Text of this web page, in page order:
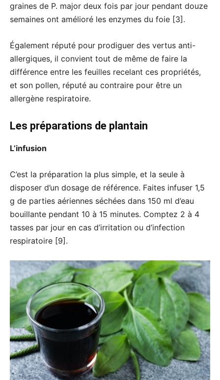
graines de P. major deux fois par jour pendant douze
semaines ont amélioré les enzymes du foie [3].
Également réputé pour prodiguer des vertus anti-
allergiques, il convient tout de même de faire la
différence entre les feuilles recelant ces propriétés,
et son pollen, réputé au contraire pour être un
allergène respiratoire.
Les préparations de plantain
L’infusion
C’est la préparation la plus simple, et la seule à
disposer d’un dosage de référence. Faites infuser 1,5
g de parties aériennes séchées dans 150 ml d’eau
bouillante pendant 10 à 15 minutes. Comptez 2 à 4
tasses par jour en cas d’irritation ou d’infection
respiratoire [9].